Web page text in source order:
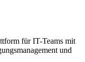
für IT-Teams mit
und